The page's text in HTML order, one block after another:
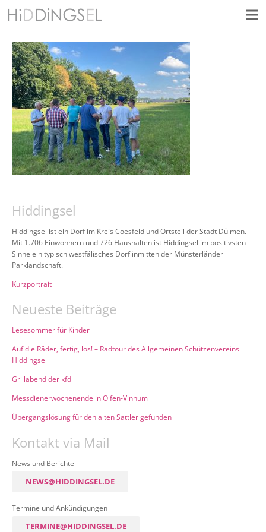
Hiddingsel
Hiddingsel ist ein Dorf im Kreis Coesfeld und Ortsteil der Stadt Dülmen.
Mit 1.706 Einwohnern und 726 Haushalten ist Hiddingsel im positivsten
Sinne ein typisch westfälisches Dorf inmitten der Münsterländer
Parklandschaft.
Kurzportrait
Neueste Beiträge
Lesesommer für Kinder
Auf die Räder, fertig, los! – Radtour des Allgemeinen Schützenvereins
Hiddingsel
Grillabend der kfd
Messdienerwochenende in Olfen-Vinnum
Übergangslösung für den alten Sattler gefunden
Kontakt via Mail
News und Berichte
NEWS@HIDDINGSEL.DE
Termine und Ankündigungen
TERMINE@HIDDINGSEL.DE